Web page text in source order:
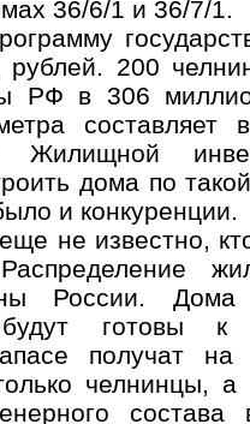
36/6/1 и 36/7/1.
200
РФ в 306
Жилищной
дома по
и конкуренции.
не известно,
России.
готовы к
получат на
челнинцы, а